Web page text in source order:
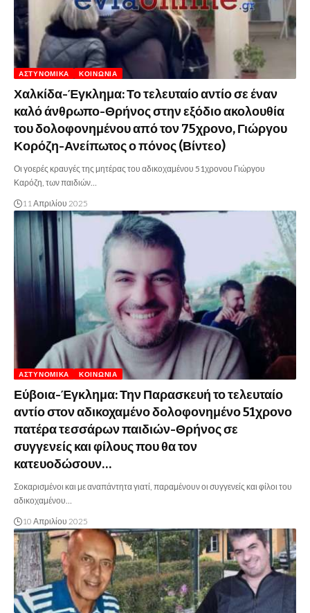
ΑΣΤΥΝΟΜΙΚΆ ΚΟΙΝΩΝΊΑ
Χαλκίδα-Έγκλημα: Το τελευταίο αντίο σε έναν
καλό άνθρωπο-Θρήνος στην εξόδιο ακολουθία
του δολοφονημένου από τον 75χρονο, Γιώργου
Κορόζη-Ανείπωτος ο πόνος (Βίντεο)
Οι γοερές κραυγές της μητέρας του αδικοχαμένου 51χρονου Γιώργου
Καρόζη, των παιδιών…
11 Απριλίου 2025
ΑΣΤΥΝΟΜΙΚΆ ΚΟΙΝΩΝΊΑ
Εύβοια-Έγκλημα: Την Παρασκευή το τελευταίο
αντίο στον αδικοχαμένο δολοφονημένο 51χρονο
πατέρα τεσσάρων παιδιών-Θρήνος σε
συγγενείς και φίλους που θα τον
κατευοδώσουν…
Σοκαρισμένοι και με αναπάντητα γιατί, παραμένουν οι συγγενείς και φίλοι του
αδικοχαμένου…
10 Απριλίου 2025